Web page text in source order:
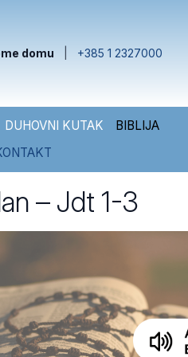
domu +385 1 2327000
DUHOVNI KUTAK
BIBLIJA
– Jdt 1-3